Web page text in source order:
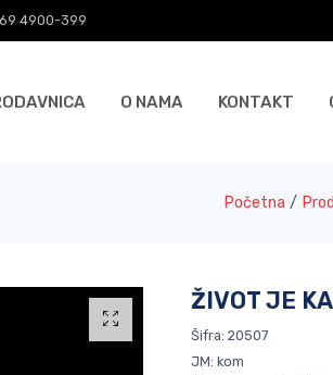
4900-399
O NAMA KONTAKT
Početna /
ŽIVOT JE
Šifra: 20507
JM: kom